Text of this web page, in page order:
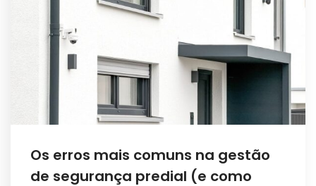
Os erros mais comuns na gestão
de segurança predial (e como